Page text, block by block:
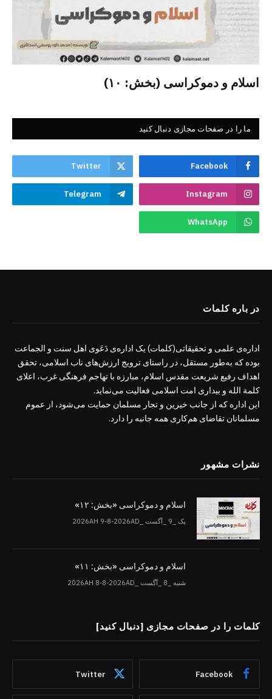
اسلام و دموکراسی (بخش: ۱۰)
ما را در صفحات مجازی دنبال کنید
Facebook
Twitter
Instagram
Telegram
WhatsApp
در باره کلمات
اداره‌ی علمی و تحقیقاتی(کلمات) یک اداره‌ی دَعَوی اهل سنت و الجماعت
بوده که به‌طور مستقل، در راستای ترویج ارزش‌های ناب اسلامی، تحقق
اهداف رفیع شریعت مقدس اسلام، مبارزه با تهاجم فرهنگی غرب، اعلای
کلمة الله و بیداری امت اسلامی فعالیت می‌نماید.
این اداره که از جانب خیرین و تجار مسلمان حمایت می‌شود، از عموم
مسلمانان تقاضای هم‌کاری همه جانبه را دارد.
نشرات مشهور
اسلام و دموکراسی «بخش: ۱۲»
یک _9 _آگست _2026AH 9-8-2026AD
اسلام و دموکراسی «بخش: ۱۱»
شنبه _8 _آگست _2026AH 8-8-2026AD
کلمات را در صفحات مجازی [دنبال کنید]
Facebook
Twitter